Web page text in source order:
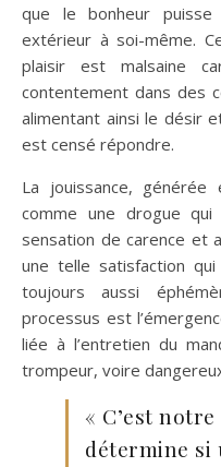
que le bonheur
extérieur à soi-même.
plaisir est malsaine
contentement dans des
alimentant ainsi le désir
est censé répondre.
La jouissance,
comme une drogue
sensation de carence et
une telle satisfaction
toujours aussi
processus est
liée à l’entretien du
trompeur, voire
« C’est
détermine si